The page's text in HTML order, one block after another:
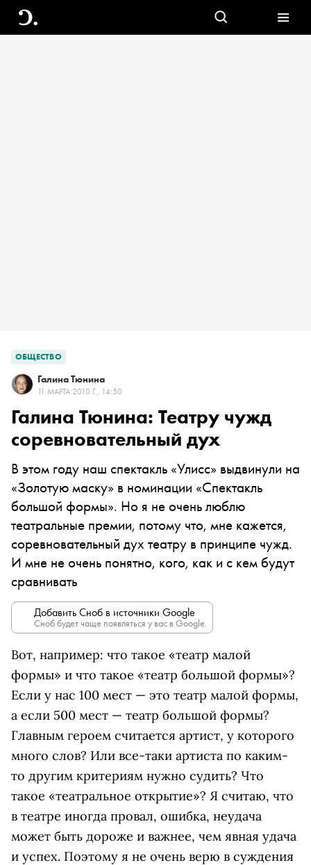
ОБЩЕСТВО
Галина Тюнина
11 МАРТА 2010 Г., 14:50
Галина Тюнина: Театру чужд
соревновательный дух
В этом году наш спектакль «Улисс» выдвинули на
«Золотую маску» в номинации «Спектакль
большой формы». Но я не очень люблю
театральные премии, потому что, мне кажется,
соревновательный дух театру в принципе чужд.
И мне не очень понятно, кого, как и с кем будут
сравнивать
Добавить Сноб в источники Google
Сноб будет чаще появляться у вас в Google.
Вот, например: что такое «театр малой
формы» и что такое «театр большой формы»?
Если у нас 100 мест — это театр малой формы,
а если 500 мест — театр большой формы?
Главным героем считается артист, у которого
много слов? Или все-таки артиста по каким-
то другим критериям нужно судить? Что
такое «театральное открытие»? Я считаю, что
в театре иногда провал, ошибка, неудача
может быть дороже и важнее, чем явная удача
и успех. Поэтому я не очень верю в суждения